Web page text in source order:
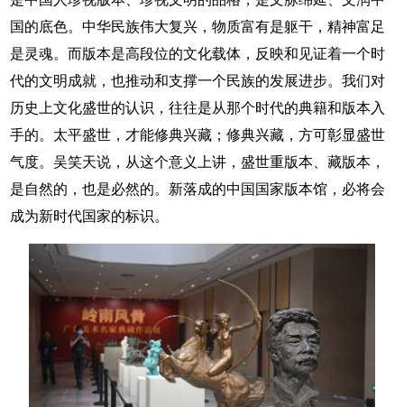
国的底色。中华民族伟大复兴，物质富有是躯干，精神富足
是灵魂。而版本是高段位的文化载体，反映和见证着一个时
代的文明成就，也推动和支撑一个民族的发展进步。我们对
历史上文化盛世的认识，往往是从那个时代的典籍和版本入
手的。太平盛世，才能修典兴藏；修典兴藏，方可彰显盛世
气度。吴笑天说，从这个意义上讲，盛世重版本、藏版本，
是自然的，也是必然的。新落成的中国国家版本馆，必将会
成为新时代国家的标识。